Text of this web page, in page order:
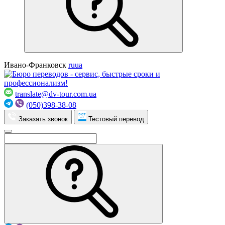
Ивано-Франковск ruua
translate@dv-tour.com.ua
(050)398-38-08
Заказать звонок Тестовый перевод